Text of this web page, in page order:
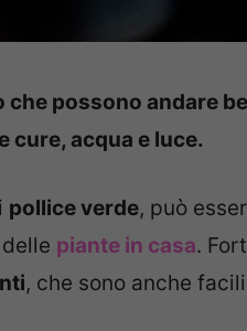
che possono andare
cure, acqua e luce.
pollice verde, può
piante in casa.
, che sono anche